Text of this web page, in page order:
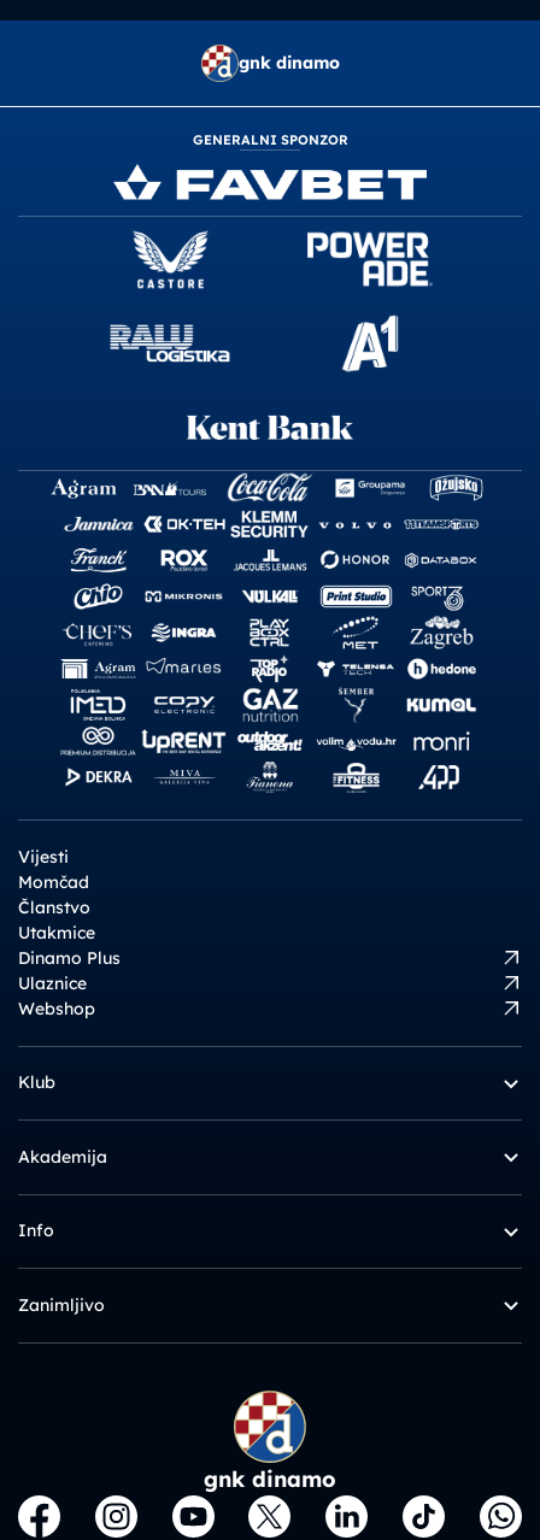
gnk dinamo
GENERALNI SPONZOR
Vijesti
Momčad
Članstvo
Utakmice
Dinamo Plus
Ulaznice
Webshop
Klub
Akademija
Info
Zanimljivo
gnk dinamo